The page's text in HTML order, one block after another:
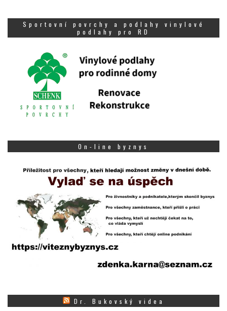
Sportovní povrchy a podlahy vinylové
podlahy pro RD
On-line byznys
Dr. Bukovský videa